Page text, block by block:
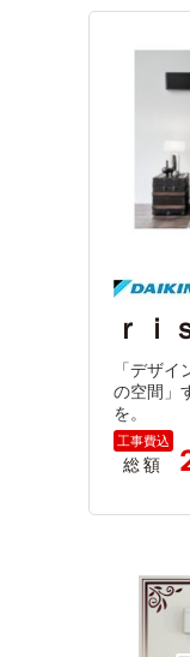
ｒｉ
「デザ
の空間」
を。
総額